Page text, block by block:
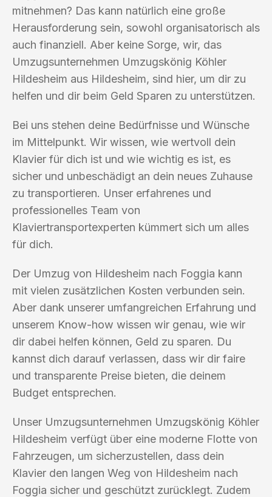
mitnehmen? Das kann natürlich eine große
Herausforderung sein, sowohl organisatorisch als
auch finanziell. Aber keine Sorge, wir, das
Umzugsunternehmen Umzugskönig Köhler
Hildesheim aus Hildesheim, sind hier, um dir zu
helfen und dir beim Geld Sparen zu unterstützen.
Bei uns stehen deine Bedürfnisse und Wünsche
im Mittelpunkt. Wir wissen, wie wertvoll dein
Klavier für dich ist und wie wichtig es ist, es
sicher und unbeschädigt an dein neues Zuhause
zu transportieren. Unser erfahrenes und
professionelles Team von
Klaviertransportexperten kümmert sich um alles
für dich.
Der Umzug von Hildesheim nach Foggia kann
mit vielen zusätzlichen Kosten verbunden sein.
Aber dank unserer umfangreichen Erfahrung und
unserem Know-how wissen wir genau, wie wir
dir dabei helfen können, Geld zu sparen. Du
kannst dich darauf verlassen, dass wir dir faire
und transparente Preise bieten, die deinem
Budget entsprechen.
Unser Umzugsunternehmen Umzugskönig Köhler
Hildesheim verfügt über eine moderne Flotte von
Fahrzeugen, um sicherzustellen, dass dein
Klavier den langen Weg von Hildesheim nach
Foggia sicher und geschützt zurücklegt. Zudem